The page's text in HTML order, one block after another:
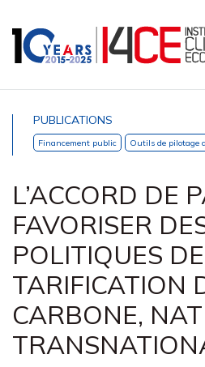
PUBLICATIONS
Financement public Outils de pilotage
L’ACCORD DE
FAVORISER
POLITIQUES DE
TARIFICATION
CARBONE,